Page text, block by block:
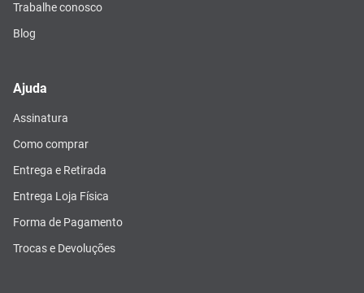
Trabalhe conosco
Blog
Ajuda
Assinatura
Como comprar
Entrega e Retirada
Entrega Loja Física
Forma de Pagamento
Trocas e Devoluções